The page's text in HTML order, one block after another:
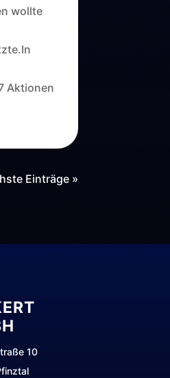
wollte
Aktionen
Einträge »
10